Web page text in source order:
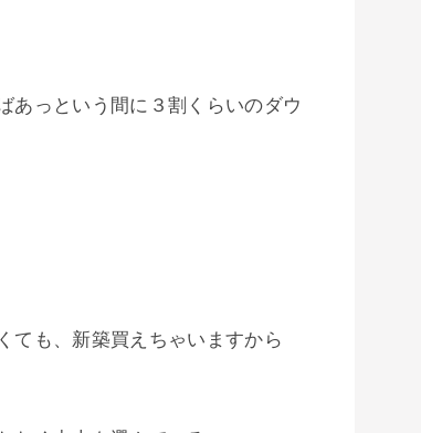
あっという間に３割くらいのダウ
ても、新築買えちゃいますから